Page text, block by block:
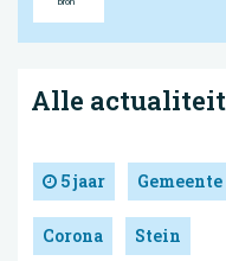
Alle
5 jaar Gemeente
Corona Stein